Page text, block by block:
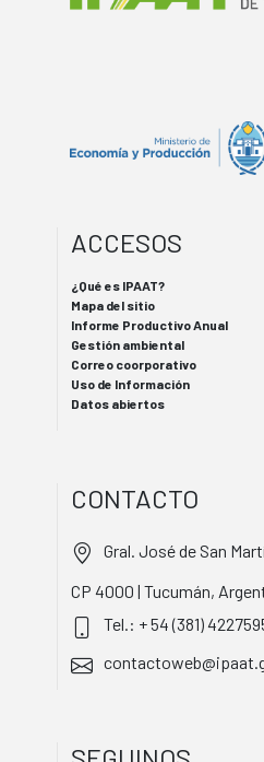
ACCESOS
¿Qué es IPAAT?
Mapa del sitio
Informe Productivo Anual
Gestión ambiental
Correo coorporativo
Uso de Información
Datos abiertos
CONTACTO
Gral. José de San
CP 4000 | Tucumán,
Tel.: + 54 (381)